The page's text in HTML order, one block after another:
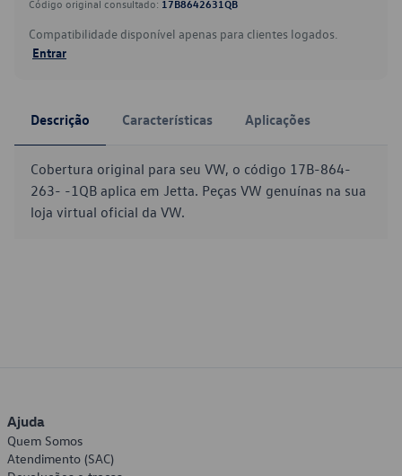
Código original consultado: 17B8642631QB
Compatibilidade disponível apenas para clientes logados.
Entrar
Descrição Características Aplicações
Cobertura original para seu VW, o código 17B-864-
263- -1QB aplica em Jetta. Peças VW genuínas na sua
loja virtual oficial da VW.
Ajuda
Quem Somos
Atendimento (SAC)